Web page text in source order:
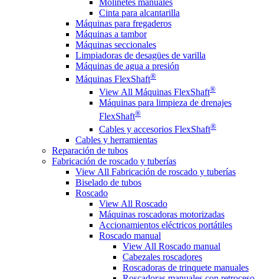
Cinta para alcantarilla
Máquinas para fregaderos
Máquinas a tambor
Máquinas seccionales
Limpiadoras de desagües de varilla
Máquinas de agua a presión
Máquinas FlexShaft®
View All Máquinas FlexShaft®
Máquinas para limpieza de drenajes
FlexShaft®
Cables y accesorios FlexShaft®
Cables y herramientas
Reparación de tubos
Fabricación de roscado y tuberías
View All Fabricación de roscado y tuberías
Biselado de tubos
Roscado
View All Roscado
Máquinas roscadoras motorizadas
Accionamientos eléctricos portátiles
Roscado manual
View All Roscado manual
Cabezales roscadores
Roscadoras de trinquete manuales